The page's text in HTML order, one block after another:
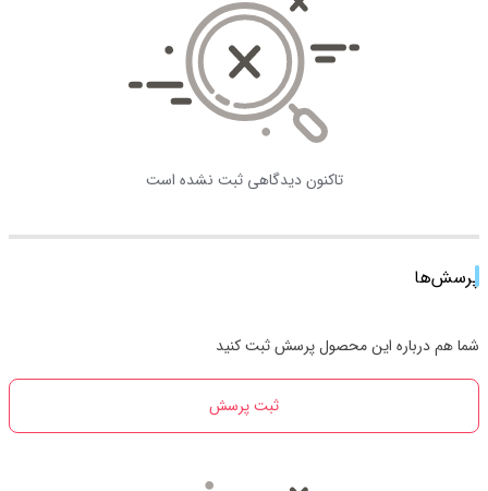
تاکنون دیدگاهی ثبت نشده است
پرسش‌ها
شما هم درباره این محصول پرسش ثبت کنید
ثبت پرسش